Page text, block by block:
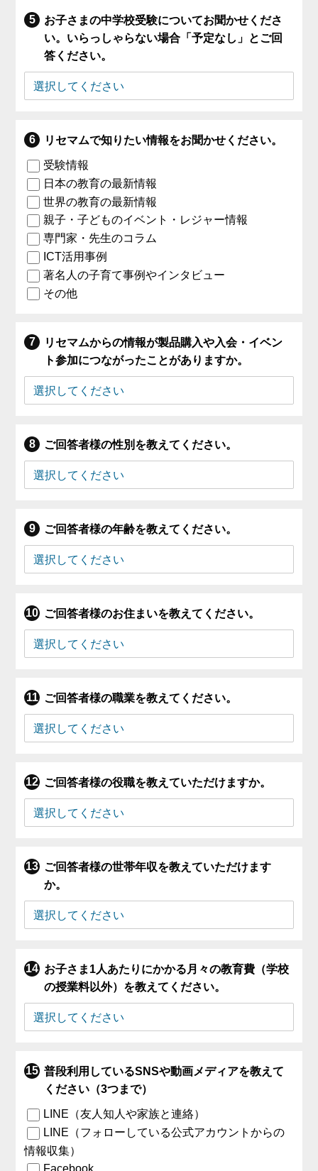
お子さまの中学校受験についてお聞かせくださ
い。いらっしゃらない場合「予定なし」とご回
答ください。
リセマムで知りたい情報をお聞かせください。
受験情報
日本の教育の最新情報
世界の教育の最新情報
親子・子どものイベント・レジャー情報
専門家・先生のコラム
ICT活用事例
著名人の子育て事例やインタビュー
その他
リセマムからの情報が製品購入や入会・イベン
ト参加につながったことがありますか。
ご回答者様の性別を教えてください。
ご回答者様の年齢を教えてください。
ご回答者様のお住まいを教えてください。
ご回答者様の職業を教えてください。
ご回答者様の役職を教えていただけますか。
ご回答者様の世帯年収を教えていただけます
か。
お子さま1人あたりにかかる月々の教育費（学校
の授業料以外）を教えてください。
普段利用しているSNSや動画メディアを教えて
ください（3つまで）
LINE（友人知人や家族と連絡）
LINE（フォローしている公式アカウントからの
情報収集）
Facebook